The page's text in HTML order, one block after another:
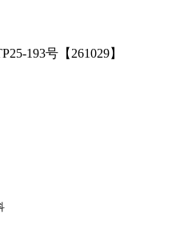
193号【261029】